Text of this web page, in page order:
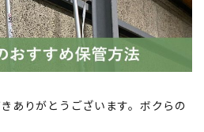
ありがとうございます。ボクらの